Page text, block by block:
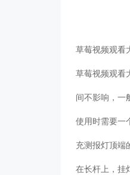
草莓视频观看
草莓视频观看
间不影响，一
使用时需要一
充测报灯顶端
在长杆上，挂